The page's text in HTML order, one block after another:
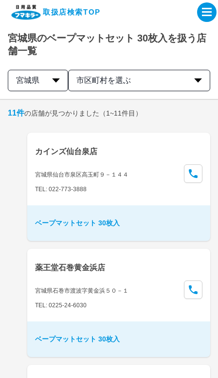
取扱店検索TOP
企業・IR情報サイト
製品情報サイト
取扱店検索はこちら
宮城県のベープマットセット 30枚入を扱う店
舗一覧
宮城県 市区町村を選ぶ
11件の店舗が見つかりました （1~11件目）
カインズ仙台泉店
宮城県仙台市泉区高玉町９－１４４
TEL: 022-773-3888
ベープマットセット 30枚入
薬王堂石巻黄金浜店
宮城県石巻市渡波字黄金浜５０－１
TEL: 0225-24-6030
ベープマットセット 30枚入